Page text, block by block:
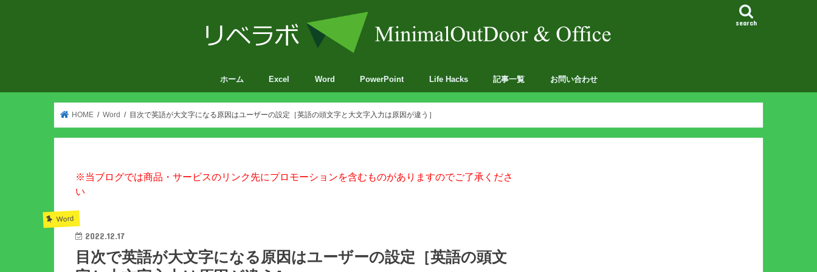
search
ホーム Excel
VBA
Word PowerPoint Life Hacks 記事一覧 お問い合わせ
HOME Word 目次で英語が大文字になる原因はユーザーの設定［英語の頭文字と大文字入力は原因が違う］
※当ブログでは商品・サービスのリンク先にプロモーションを含むものがありますのでご了承くださ
い
Word
2022.12.17
目次で英語が大文字になる原因はユーザーの設定［英語の頭文